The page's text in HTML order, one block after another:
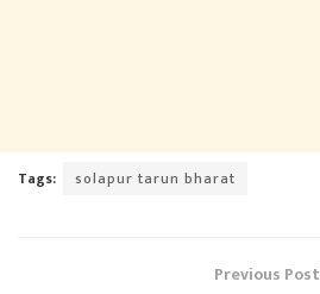
Tags: solapur tarun bharat
Previous Post